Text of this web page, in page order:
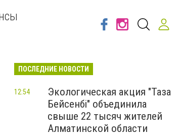
ПОСЛЕДНИЕ НОВОСТИ
Экологическая акция "Таза
Бейсенбі" объединила
свыше 22 тысяч жителей
Алматинской области
12:54